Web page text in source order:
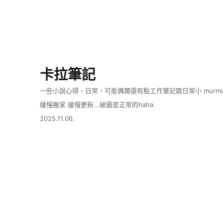
卡拉筆記
一些小說心得、日常，可能偶爾還有點工作筆記跟日常小
緩慢搬家 緩慢更新...破圖是正常的haha
2025.11.06.